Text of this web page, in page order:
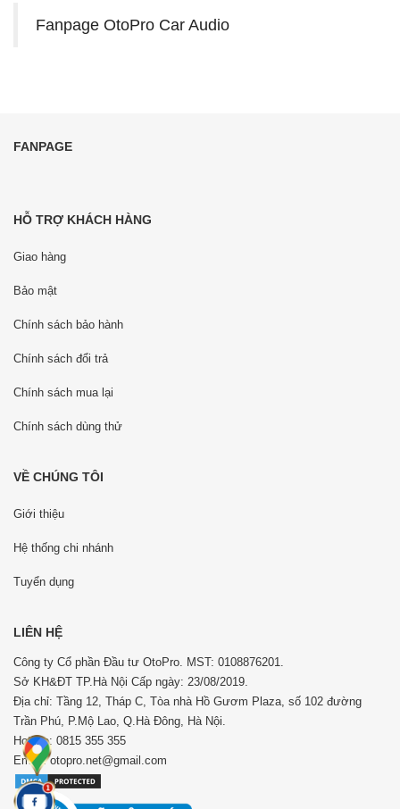
Fanpage OtoPro Car Audio
FANPAGE
HỖ TRỢ KHÁCH HÀNG
Giao hàng
Bảo mật
Chính sách bảo hành
Chính sách đổi trả
Chính sách mua lại
Chính sách dùng thử
VỀ CHÚNG TÔI
Giới thiệu
Hệ thống chi nhánh
Tuyển dụng
LIÊN HỆ
Công ty Cổ phần Đầu tư OtoPro. MST: 0108876201.
Sở KH&ĐT TP.Hà Nội Cấp ngày: 23/08/2019.
Địa chỉ: Tầng 12, Tháp C, Tòa nhà Hồ Gươm Plaza, số 102 đường
Trần Phú, P.Mộ Lao, Q.Hà Đông, Hà Nội.
Hotline: 0815 355 355
Email: otopro.net@gmail.com